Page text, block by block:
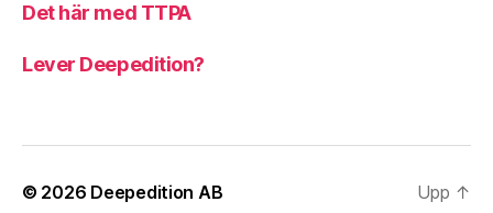
Det här med TTPA
Lever Deepedition?
© 2026 Deepedition AB Upp ↑